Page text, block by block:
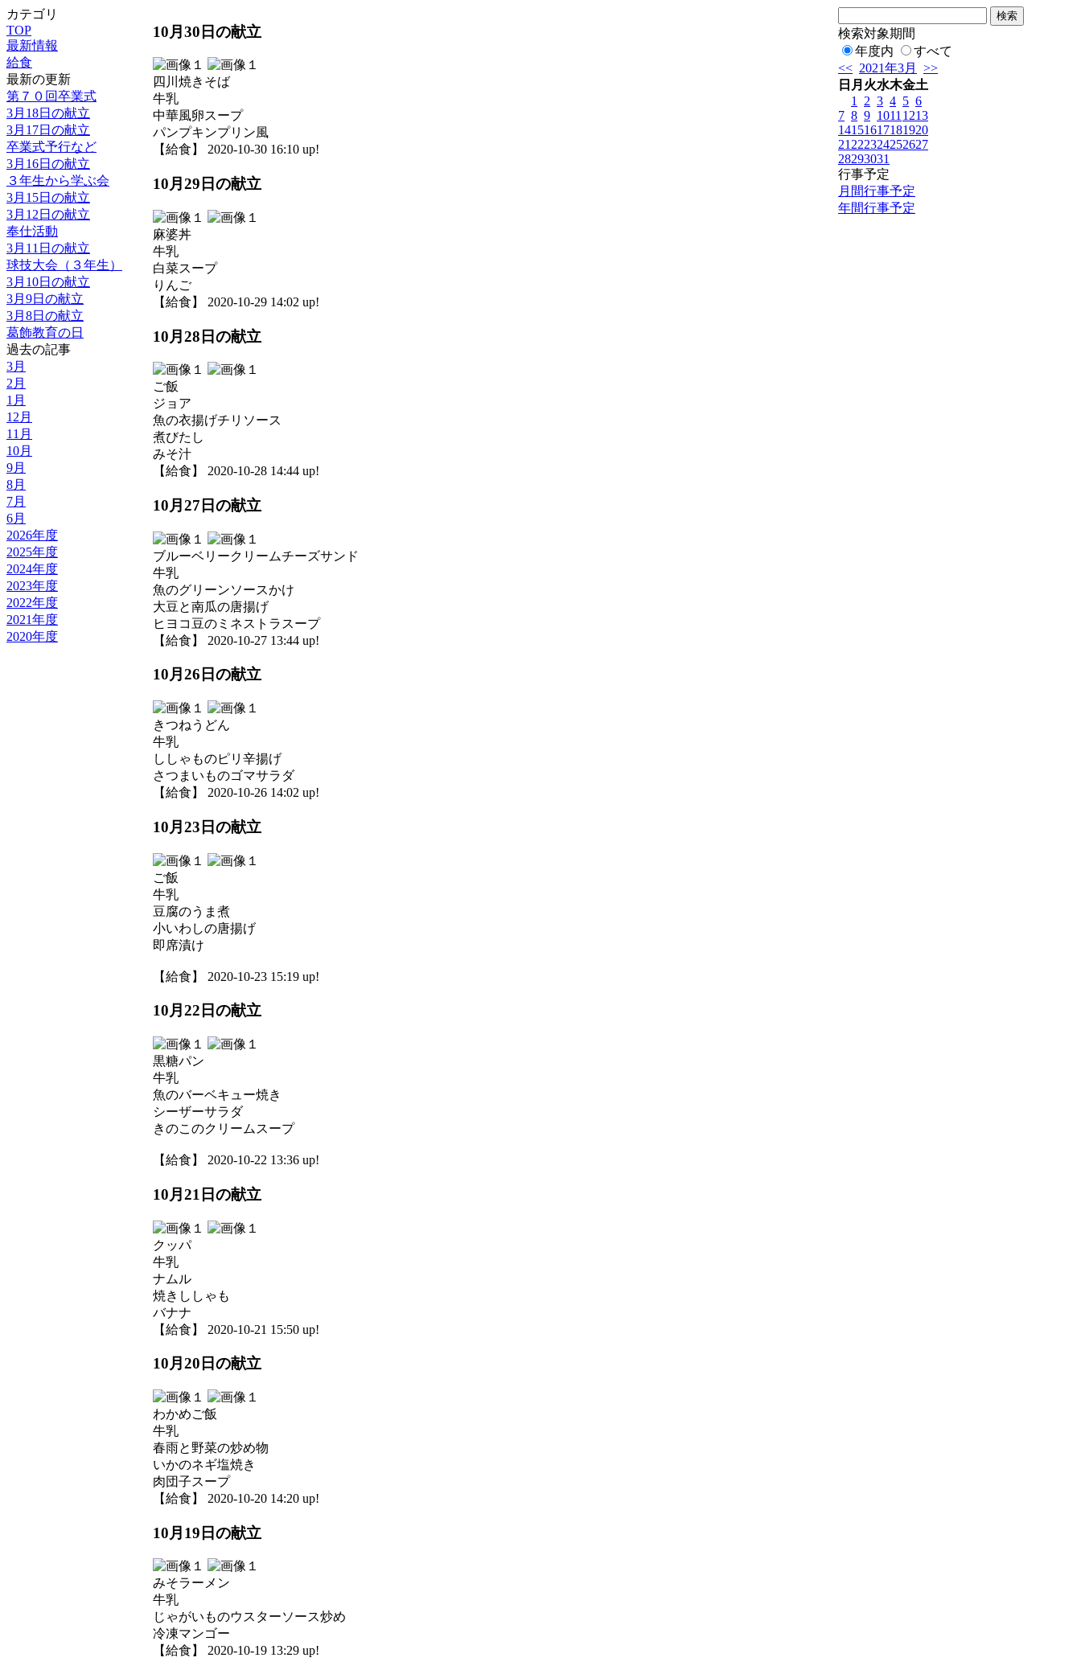
カテゴリ
TOP
最新情報
給食
最新の更新
第７０回卒業式
3月18日の献立
3月17日の献立
卒業式予行など
3月16日の献立
３年生から学ぶ会
3月15日の献立
3月12日の献立
奉仕活動
3月11日の献立
球技大会（３年生）
3月10日の献立
3月9日の献立
3月8日の献立
葛飾教育の日
過去の記事
3月
2月
1月
12月
11月
10月
9月
8月
7月
6月
2026年度
2025年度
2024年度
2023年度
2022年度
2021年度
2020年度
10月30日の献立
四川焼きそば
牛乳
中華風卵スープ
パンプキンプリン風
【給食】 2020-10-30 16:10 up!
10月29日の献立
麻婆丼
牛乳
白菜スープ
りんご
【給食】 2020-10-29 14:02 up!
10月28日の献立
ご飯
ジョア
魚の衣揚げチリソース
煮びたし
みそ汁
【給食】 2020-10-28 14:44 up!
10月27日の献立
ブルーベリークリームチーズサンド
牛乳
魚のグリーンソースかけ
大豆と南瓜の唐揚げ
ヒヨコ豆のミネストラスープ
【給食】 2020-10-27 13:44 up!
10月26日の献立
きつねうどん
牛乳
ししゃものピリ辛揚げ
さつまいものゴマサラダ
【給食】 2020-10-26 14:02 up!
10月23日の献立
ご飯
牛乳
豆腐のうま煮
小いわしの唐揚げ
即席漬け
【給食】 2020-10-23 15:19 up!
10月22日の献立
黒糖パン
牛乳
魚のバーベキュー焼き
シーザーサラダ
きのこのクリームスープ
【給食】 2020-10-22 13:36 up!
10月21日の献立
クッパ
牛乳
ナムル
焼きししゃも
バナナ
【給食】 2020-10-21 15:50 up!
10月20日の献立
わかめご飯
牛乳
春雨と野菜の炒め物
いかのネギ塩焼き
肉団子スープ
【給食】 2020-10-20 14:20 up!
10月19日の献立
みそラーメン
牛乳
じゃがいものウスターソース炒め
冷凍マンゴー
【給食】 2020-10-19 13:29 up!
検索対象期間
年度内
すべて
<< 2021年3月
>>
日 月 火水木金土
1
2 3 4 5 6
7 8 9 1011 1213
14151617181920
21 222324252627
28293031
行事予定
月間行事予定
年間行事予定